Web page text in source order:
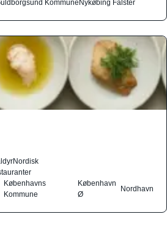
KommuneNykøbing Falster
Nordisk
Københavns
Kommune
København
Ø
Nordhavn